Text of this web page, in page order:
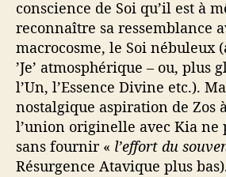
conscience de Soi qu’il est à
reconnaître sa ressemblance
macrocosme, le Soi nébuleux
’Je’ atmosphérique – ou, plus
l’Un, l’Essence Divine etc.).
nostalgique aspiration de Zos
l’union originelle avec Kia ne
sans fournir « l’effort du
Résurgence Atavique plus